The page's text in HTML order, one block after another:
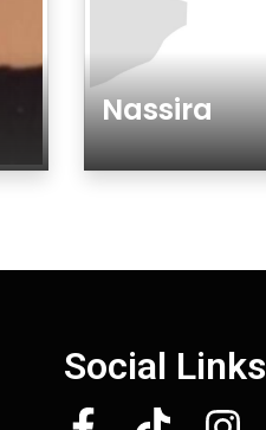
Nassira
Social Links